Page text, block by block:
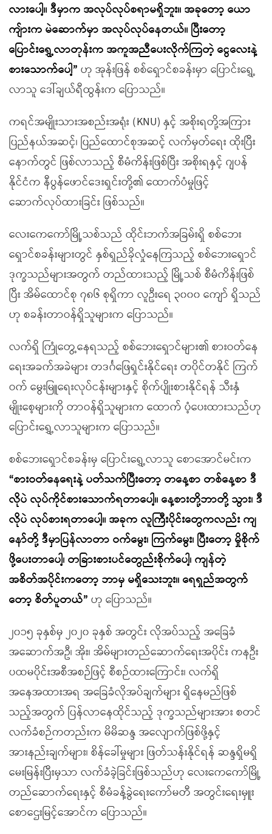
လားပေါ့။ ဒီမှာက အလုပ်လုပ်စရာမရှိဘူး။ အခုတော့ ယော
ကျ်ားက မဲဆောက်မှာ အလုပ်လုပ်နေတယ်။ ပြီးတော့
ပြောင်းရွှေ့လာတုန်းက အကူအညီပေးလိုက်ကြတဲ့ ငွေလေးနဲ့
စားသောက်ပေါ့” ဟု အုန်းဖြန် စစ်ရှောင်စခန်းမှာ ပြောင်းရွှေ့
လာသူ ဒေါ်ချယ်ရီထွန်းက ပြောသည်။
ကရင်အမျိုးသားအစည်းအရုံး (KNU) နှင့် အစိုးရတို့အကြား
ပြည်နယ်အဆင့်၊ ပြည်ထောင်စုအဆင့် လက်မှတ်ရေး ထိုးပြီး
နောက်တွင် ဖြစ်လာသည့် စီမံကိန်းဖြစ်ပြီး အစိုးရနှင့် ဂျပန်
နိုင်ငံက နီပွန်ဖောင်ဒေးရှင်းတို့၏ ထောက်ပံမှုဖြင့်
ဆောက်လုပ်ထားခြင်း ဖြစ်သည်။
လေးကေကော်မြို့သစ်သည် ထိုင်းဘက်အခြမ်းရှိ စစ်ဘေး
ရှောင်စခန်းများတွင် နှစ်ရှည်ခိုလှုံနေကြသည့် စစ်ဘေးရှောင်
ဒုက္ခသည်များအတွက် တည်ထားသည့် မြို့သစ် စီမံကိန်းဖြစ်
ပြီး အိမ်ထောင်စု ၇၈၆ စုရှိကာ လူဦးရေ ၃၀၀၀ ကျော် ရှိသည်
ဟု စခန်းတာဝန်ရှိသူများက ပြောသည်။
လက်ရှိ ကြုံတွေ့နေရသည့် စစ်ဘေးရှောင်များ၏ စားဝတ်နေ
ရေးအခက်အခဲများ တဒင်္ဂဖြေရှင်းနိုင်ရေး တပိုင်တနိုင် ကြက်
ဝက် မွေးမြူရေးလုပ်ငန်းများနှင့် စိုက်ပျိုးစားနိုင်ရန် သီးနှံ
မျိုးစေ့များကို တာဝန်ရှိသူများက ထောက် ပံ့ပေးထားသည်ဟု
ပြောင်းရွှေ့လာသူများက ပြောသည်။
စစ်ဘေးရှောင်စခန်းမှ ပြောင်းရွှေ့လာသူ စောအောင်မင်းက
“စားဝတ်နေရေးနဲ့ ပတ်သက်ပြီးတော့ တနေ့စာ တစ်နေ့စာ ဒီ
လိုပဲ လုပ်ကိုင်စားသောက်ရတာပေါ့။ နေ့စားတို့ဘာတို့ သွား၊ ဒီ
လိုပဲ လုပ်စားရတာပေါ့။ အခုက လူကြီးပိုင်းတွေကလည်း ကျ
နော်တို့ ဒီမှာပြန်လာတာ ဝက်မွေး၊ ကြက်မွေး၊ ပြီးတော့ မှိုစိုက်
ဖို့ပေးတာပေါ့၊ တခြားစားပင်တွေည်းစိုက်ပေါ့၊ ကျန်တဲ့
အစိတ်အပိုင်းကတော့ ဘာမှ မရှိသေးဘူး။ ရေရှည်အတွက်
တော့ စိတ်ပူတယ်” ဟု ပြောသည်။
၂၀၁၅ ခုနှစ်မှ ၂၀၂၀ ခုနှစ် အတွင်း လိုအပ်သည့် အခြေခံ
အဆောက်အဦ၊ အိုး၊ အိမ်များတည်ဆောက်ရေးအပိုင်း ကနဦး
ပထမပိုင်းအစီအစဉ်ဖြင့် စီစဉ်ထားကြောင်း၊ လက်ရှိ
အနေအထားအရ အခြေခံလိုအပ်ချက်များ ရှိနေမည်ဖြစ်
သည့်အတွက် ပြန်လာနေထိုင်သည့် ဒုက္ခသည်များအား စတင်
လက်ခံစဉ်ကတည်းက မိမိဆန္ဒ အလျောက်ဖြစ်ဖို့နှင့်
အားနည်းချက်များ၊ စိန်ခေါ်မှုများ ဖြတ်သန်းနိုင်ရန် ဆန္ဒရှိမရှိ
မေးမြန်းပြီးမှသာ လက်ခံခဲ့ခြင်းဖြစ်သည်ဟု လေးကေကော်မြို့
တည်ဆောက်ရေးနှင့် စီမံခန့်ခွဲရေးကော်မတီ အတွင်းရေးမှူး
စောဌေးမြင့်အောင်က ပြောသည်။